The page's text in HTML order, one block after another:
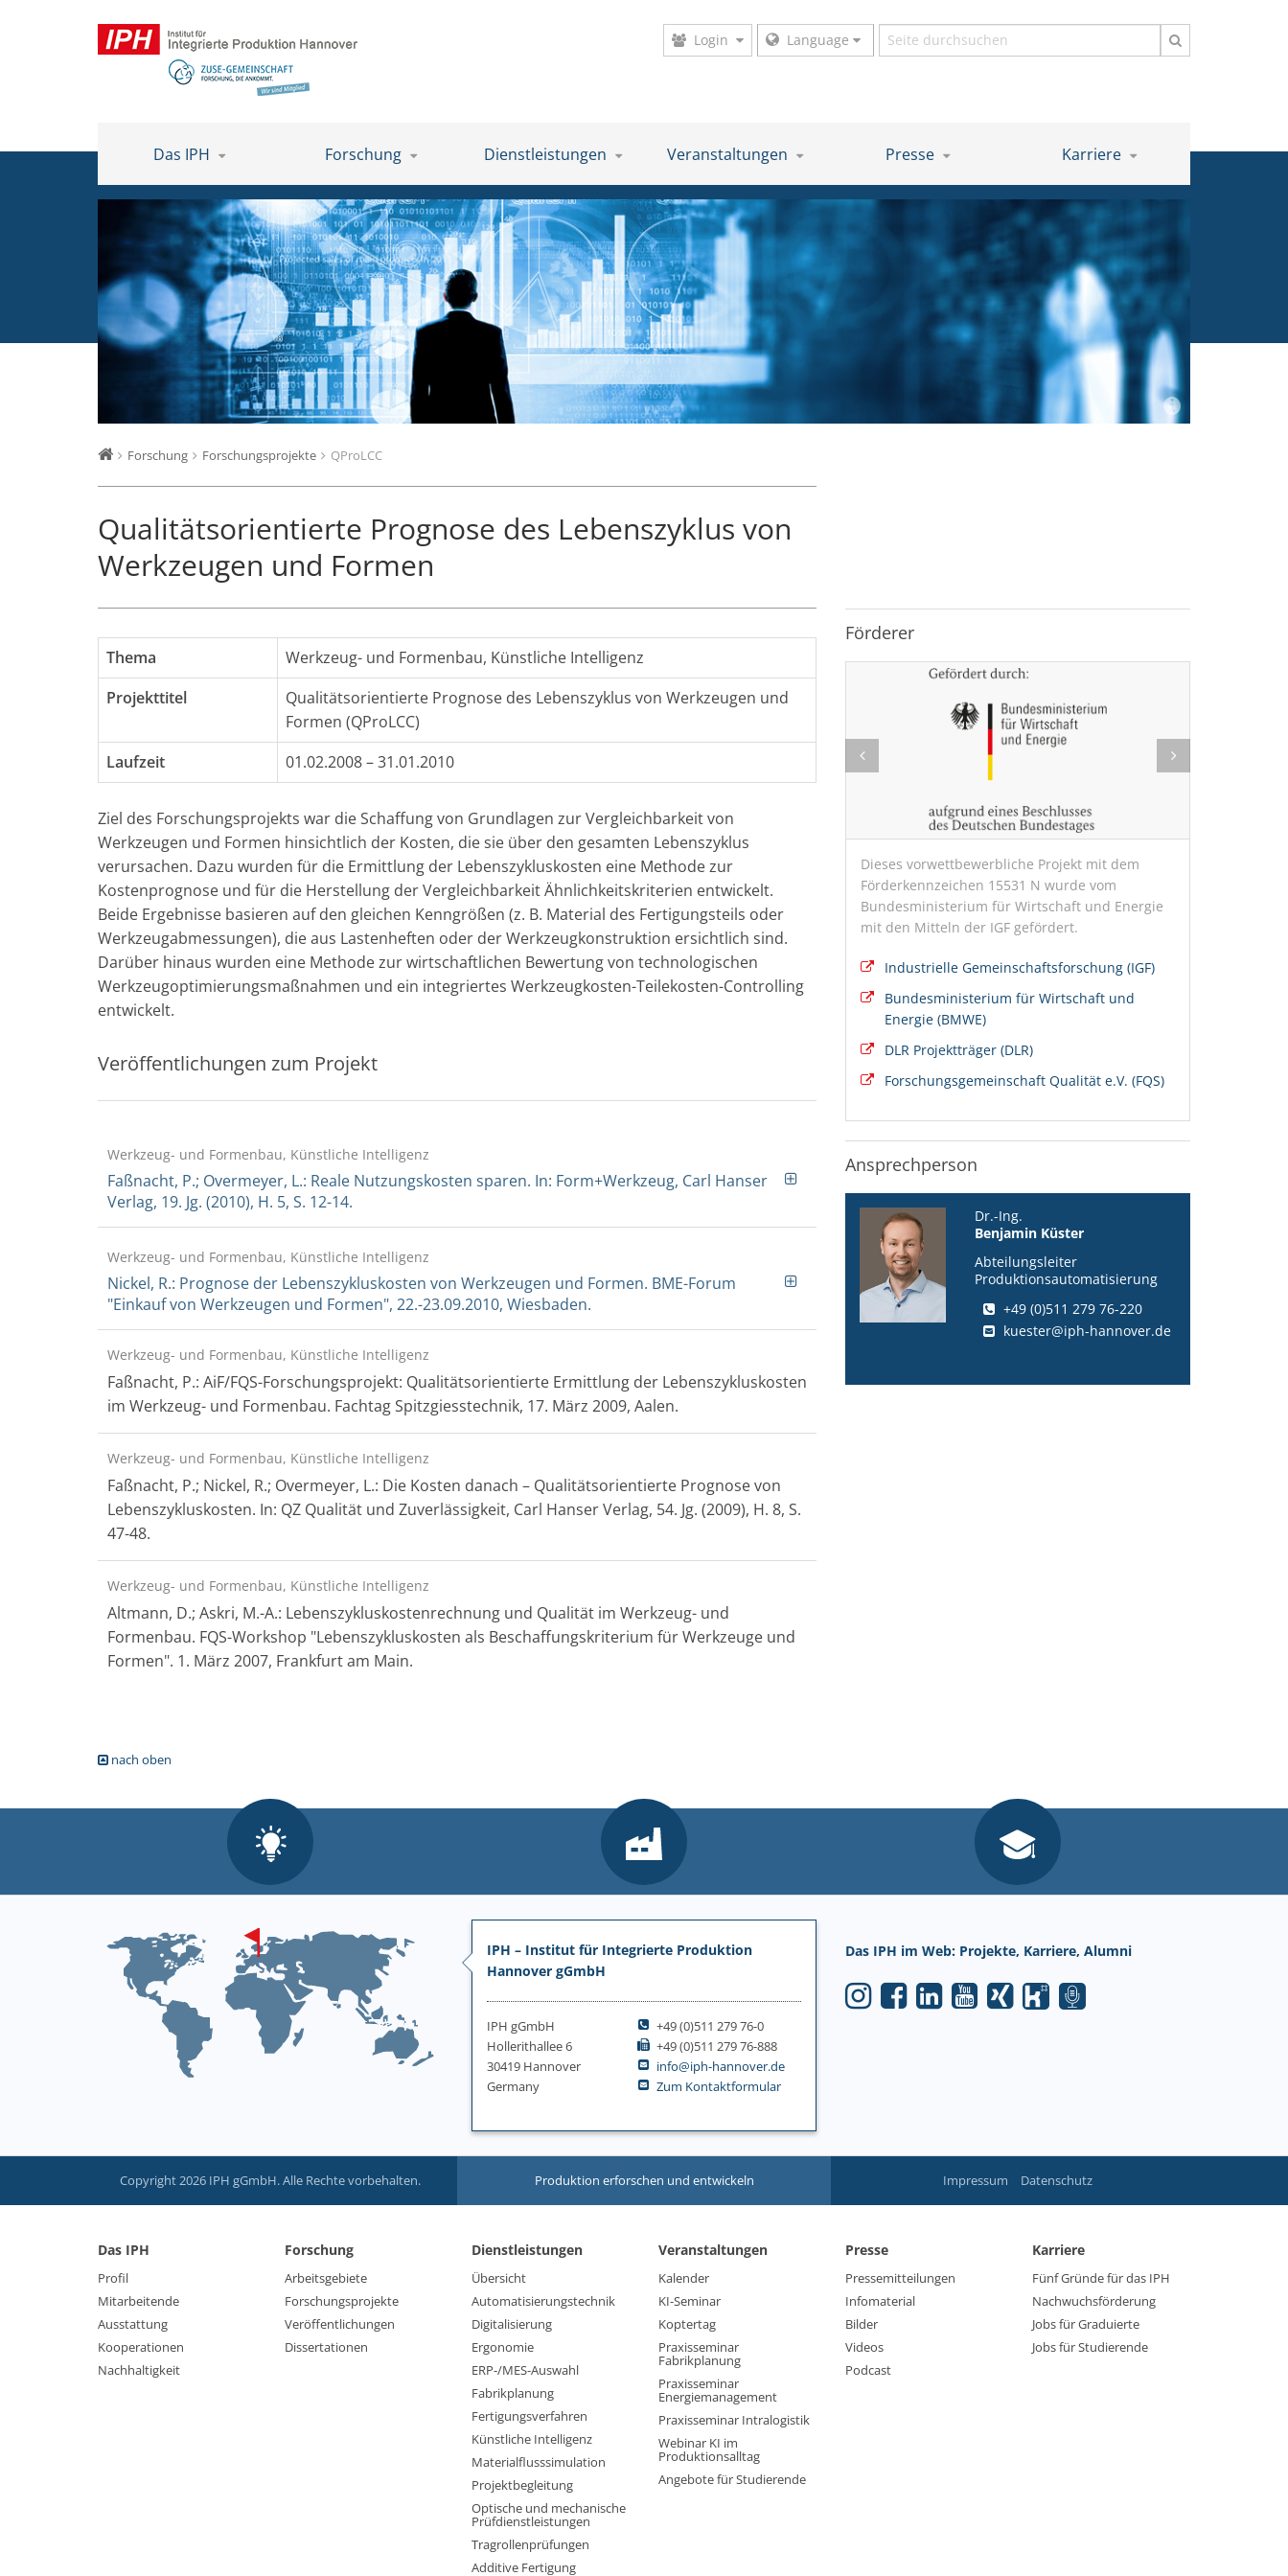
Login Language Suchbegriff
Das IPH Forschung Dienstleistungen Veranstaltungen Presse Karriere
Forschung Forschungsprojekte QProLCC
Qualitätsorientierte Prognose des Lebenszyklus von
Werkzeugen und Formen
Thema Werkzeug- und Formenbau, Künstliche Intelligenz
Projekttitel
Qualitätsorientierte Prognose des Lebenszyklus von Werkzeugen und
Formen (QProLCC)
Laufzeit
01.02.2008 – 31.01.2010
Ziel des Forschungsprojekts war die Schaffung von Grundlagen zur Vergleichbarkeit von
Werkzeugen und Formen hinsichtlich der Kosten, die sie über den gesamten Lebenszyklus
verursachen. Dazu wurden für die Ermittlung der Lebenszykluskosten eine Methode zur
Kostenprognose und für die Herstellung der Vergleichbarkeit Ähnlichkeitskriterien entwickelt.
Beide Ergebnisse basieren auf den gleichen Kenngrößen (z. B. Material des Fertigungsteils oder
Werkzeugabmessungen), die aus Lastenheften oder der Werkzeugkonstruktion ersichtlich sind.
Darüber hinaus wurden eine Methode zur wirtschaftlichen Bewertung von technologischen
Werkzeugoptimierungsmaßnahmen und ein integriertes Werkzeugkosten-Teilekosten-Controlling
entwickelt.
Veröffentlichungen zum Projekt
Werkzeug- und Formenbau, Künstliche Intelligenz
Faßnacht, P.; Overmeyer, L.: Reale Nutzungskosten sparen. In: Form+Werkzeug, Carl Hanser
Verlag, 19. Jg. (2010), H. 5, S. 12-14.
Werkzeug- und Formenbau, Künstliche Intelligenz
Nickel, R.: Prognose der Lebenszykluskosten von Werkzeugen und Formen. BME-Forum
"Einkauf von Werkzeugen und Formen", 22.-23.09.2010, Wiesbaden.
Werkzeug- und Formenbau, Künstliche Intelligenz
Faßnacht, P.: AiF/FQS-Forschungsprojekt: Qualitätsorientierte Ermittlung der Lebenszykluskosten
im Werkzeug- und Formenbau. Fachtag Spitzgiesstechnik, 17. März 2009, Aalen.
Werkzeug- und Formenbau, Künstliche Intelligenz
Faßnacht, P.; Nickel, R.; Overmeyer, L.: Die Kosten danach – Qualitätsorientierte Prognose von
Lebenszykluskosten. In: QZ Qualität und Zuverlässigkeit, Carl Hanser Verlag, 54. Jg. (2009), H. 8, S.
47-48.
Werkzeug- und Formenbau, Künstliche Intelligenz
Altmann, D.; Askri, M.-A.: Lebenszykluskostenrechnung und Qualität im Werkzeug- und
Formenbau. FQS-Workshop "Lebenszykluskosten als Beschaffungskriterium für Werkzeuge und
Formen". 1. März 2007, Frankfurt am Main.
Förderer
Dieses vorwettbewerbliche Projekt mit dem
Förderkennzeichen 15531 N wurde vom
Bundesministerium für Wirtschaft und Energie
mit den Mitteln der IGF gefördert.
Industrielle Gemeinschaftsforschung (IGF)
Bundesministerium für Wirtschaft und
Energie (BMWE)
DLR Projektträger (DLR)
Forschungsgemeinschaft Qualität e.V. (FQS)
Ansprechperson
Dr.-Ing.
Benjamin Küster
Abteilungsleiter
Produktionsautomatisierung
+49 (0)511 279 76-220
kuester@iph-hannover.de
nach oben
IPH – Institut für Integrierte Produktion
Hannover gGmbH
IPH gGmbH
Hollerithallee 6
30419 Hannover
Germany
+49 (0)511 279 76-0
+49 (0)511 279 76-888
info@iph-hannover.de
Zum Kontaktformular
Das IPH im Web: Projekte, Karriere, Alumni
Copyright 2026 IPH gGmbH. Alle Rechte vorbehalten. Produktion erforschen und entwickeln Impressum Datenschutz
Das IPH
Profil
Mitarbeitende
Ausstattung
Kooperationen
Nachhaltigkeit
Forschung
Arbeitsgebiete
Forschungsprojekte
Veröffentlichungen
Dissertationen
Dienstleistungen
Übersicht
Automatisierungstechnik
Digitalisierung
Ergonomie
ERP-/MES-Auswahl
Fabrikplanung
Fertigungsverfahren
Künstliche Intelligenz
Materialflusssimulation
Projektbegleitung
Optische und mechanische
Prüfdienstleistungen
Tragrollenprüfungen
Additive Fertigung
Veranstaltungen
Kalender
KI-Seminar
Koptertag
Praxisseminar
Fabrikplanung
Praxisseminar
Energiemanagement
Praxisseminar Intralogistik
Webinar KI im
Produktionsalltag
Angebote für Studierende
Presse
Pressemitteilungen
Infomaterial
Bilder
Videos
Podcast
Karriere
Fünf Gründe für das IPH
Nachwuchsförderung
Jobs für Graduierte
Jobs für Studierende